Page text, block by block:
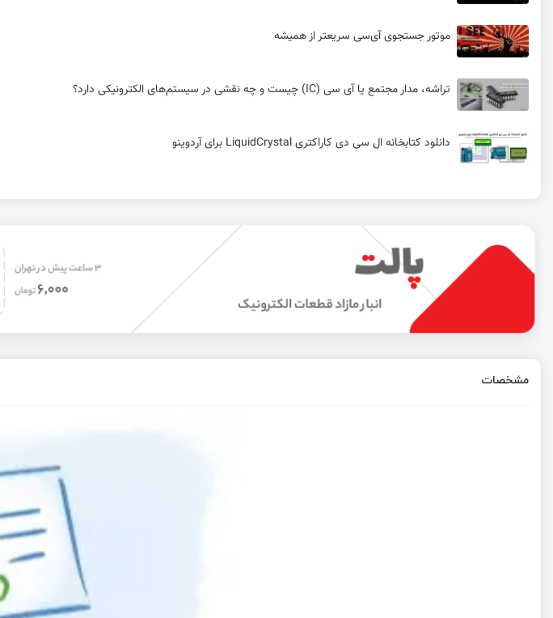
موتور جستجوی آی‌سی سریعتر از همیشه
تراشه، مدار مجتمع یا آی سی (IC) چیست و چه نقشی در سیستم‌های الکترونیکی دارد؟
دانلود کتابخانه ال سی دی کاراکتری LiquidCrystal برای آردوینو
آموزش راه‌اندازی ال سی دی نوکیا 1202 – جلسه سوم – CubeIDE
آموزش کار با موتور جستجوی قطعات الکترونیکی ISee آی سی سیسوگ
مشخصات